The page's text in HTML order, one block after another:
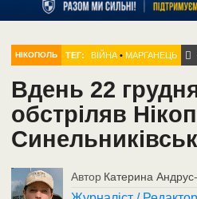
НІКОПОЛЬ ТЕГ: ВІЙНА •МАРГАНЕЦЬ
Вдень 22
обстріляв
Автор Катерина Андрус-